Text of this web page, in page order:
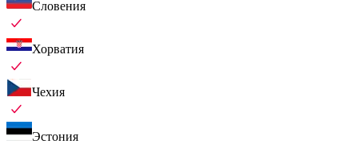
Словения
Хорватия
Чехия
Эстония